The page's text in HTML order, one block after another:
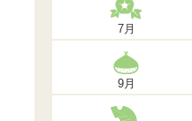
7月
9月